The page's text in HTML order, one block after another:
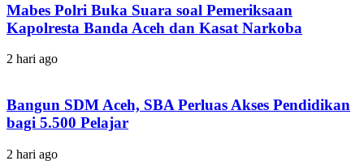
Mabes Polri Buka Suara soal Pemeriksaan
Kapolresta Banda Aceh dan Kasat Narkoba
2 hari ago
Bangun SDM Aceh, SBA Perluas Akses Pendidikan
bagi 5.500 Pelajar
2 hari ago